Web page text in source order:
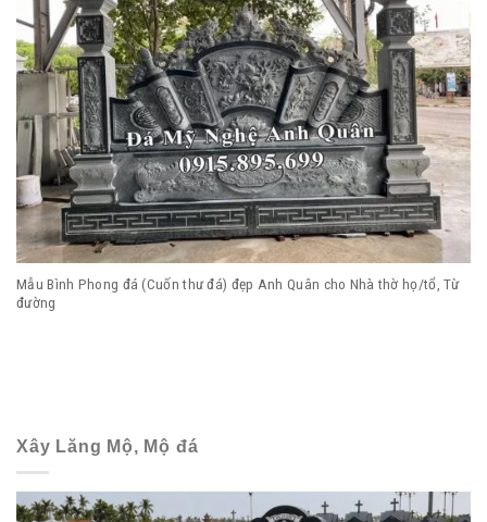
Mẫu Bình Phong đá (Cuốn thư đá) đẹp Anh Quân cho Nhà thờ họ/tổ, Từ
đường
Xây Lăng Mộ, Mộ đá